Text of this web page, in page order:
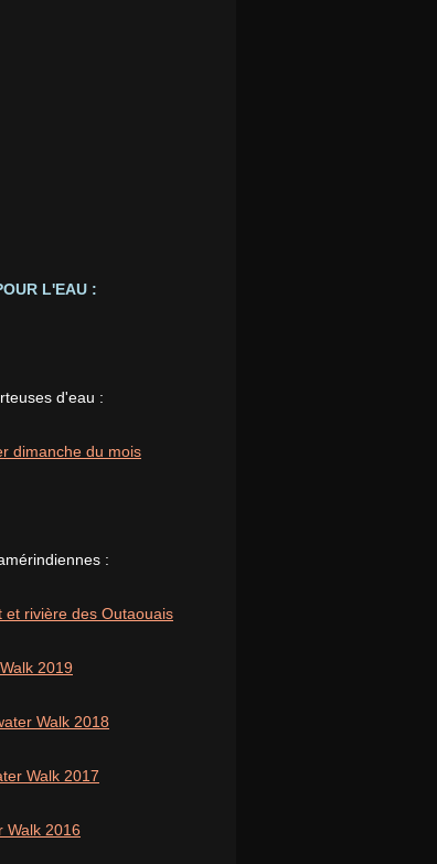
L'EAU :
d'eau :
dimanche du mois
:
et rivière des Outaouais
2019
Walk 2018
Walk 2017
Walk 2016